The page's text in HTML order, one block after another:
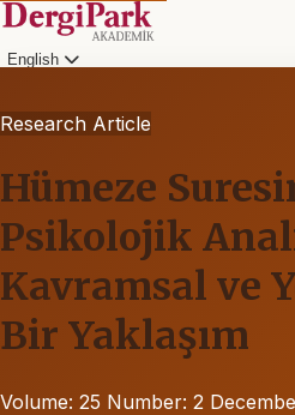
English
Research Article
Hümeze
Psikolojik
Kavramsal ve
Bir Yaklaşım
Volume: 25 Number: 2